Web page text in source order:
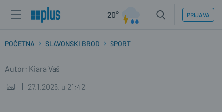
20° PRIJAVA
POČETNA SLAVONSKI BROD SPORT
Autor: Kiara Vaš
27.1.2026. u 21:42